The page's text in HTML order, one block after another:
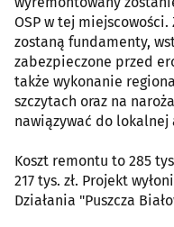
OSP w tej
zostaną fundamenty,
zabezpieczone przed
także wykonanie
szczytach oraz na
nawiązywać do
Koszt remontu to 285
217 tys. zł. Projekt
Działania "Puszcza